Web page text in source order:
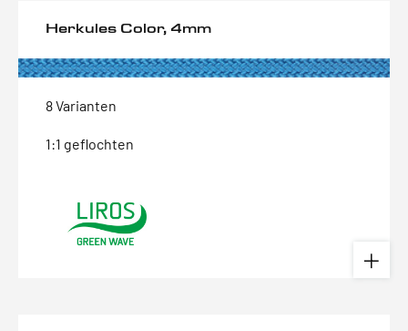
Herkules Color, 4mm
8 Varianten
1:1 geflochten